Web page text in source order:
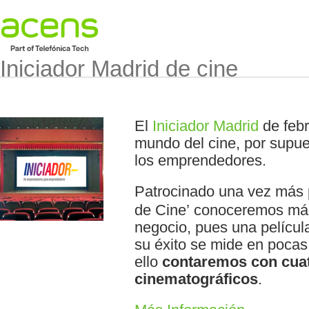
Iniciador Madrid de cine
El Iniciador Madrid de
mundo del cine, por
los emprendedores.
Patrocinado una vez
de Cine’ conoceremos
negocio, pues una
su éxito se mide en
ello contaremos con
cinematográficos.